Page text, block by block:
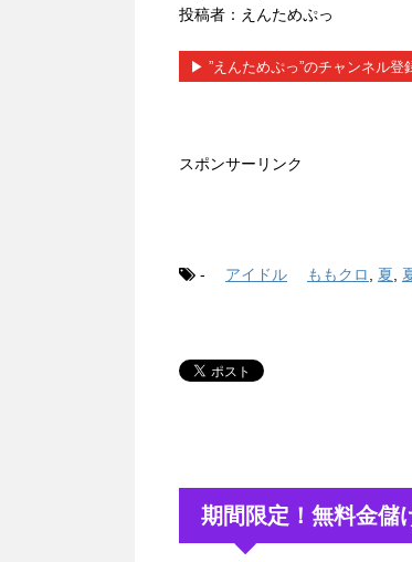
投稿者：えんためぷっ
▶︎ ”えんためぷっ”のチャンネル登
スポンサーリンク
- アイドル ももクロ 夏
期間限定！無料金儲